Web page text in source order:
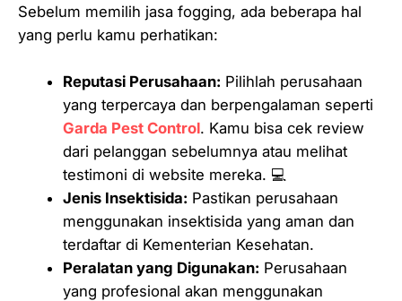
Sebelum memilih jasa fogging, ada beberapa hal
yang perlu kamu perhatikan:
Reputasi Perusahaan: Pilihlah perusahaan
yang terpercaya dan berpengalaman seperti
Garda Pest Control. Kamu bisa cek review
dari pelanggan sebelumnya atau melihat
testimoni di website mereka. 💻
Jenis Insektisida: Pastikan perusahaan
menggunakan insektisida yang aman dan
terdaftar di Kementerian Kesehatan.
Peralatan yang Digunakan: Perusahaan
yang profesional akan menggunakan